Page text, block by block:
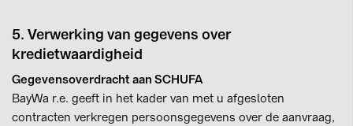
5. Verwerking van gegevens over
kredietwaardigheid
Gegevensoverdracht aan SCHUFA
BayWa r.e. geeft in het kader van met u afgesloten
contracten verkregen persoonsgegevens over de aanvraag,